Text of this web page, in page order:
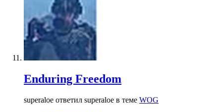
Enduring Freedom
superaloe ответил superaloe в теме WOG